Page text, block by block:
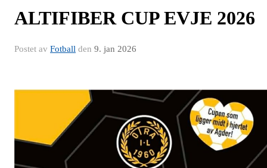
ALTIFIBER CUP EVJE 2026
Postet av Fotball den 9. jan 2026